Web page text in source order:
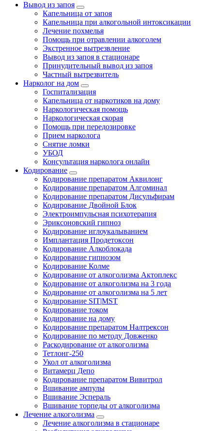
Вывод из запоя
Капельница от запоя
Капельница при алкогольной интоксикации
Лечение похмелья
Помощь при отравлении алкоголем
Экстренное вытрезвление
Вывод из запоя в стационаре
Принудительный вывод из запоя
Частный вытрезвитель
Нарколог на дом
Госпитализация
Капельница от наркотиков на дому
Наркологическая помощь
Наркологическая скорая
Помощь при передозировке
Прием нарколога
Снятие ломки
УБОД
Консультация нарколога онлайн
Кодирование
Кодирование препаратом Аквилонг
Кодирование препаратом Алгоминал
Кодирование препаратом Дисульфирам
Кодирование Двойной Блок
Электроимпульсная психотерапия
Эриксоновский гипноз
Кодирование иглоукалыванием
Имплантация Продетоксон
Кодирование Алкоблокада
Кодирование гипнозом
Кодирование Колме
Кодирование от алкоголизма Актоплекс
Кодирование от алкоголизма на 3 года
Кодирование от алкоголизма на 5 лет
Кодирование SIT|MST
Кодирование током
Кодирование на дому
Кодирование препаратом Налтрексон
Кодирование по методу Довженко
Раскодирование от алкоголизма
Тетлонг-250
Укол от алкоголизма
Витамерц Депо
Кодирование препаратом Вивитрол
Вшивание ампулы
Вшивание Эспераль
Вшивание торпеды от алкоголизма
Лечение алкоголизма
Лечение алкоголизма в стационаре